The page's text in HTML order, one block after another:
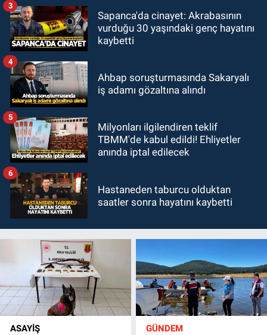
Sapanca'da cinayet: Akrabasının
vurduğu 30 yaşındaki genç hayatını
kaybetti
3
Ahbap soruşturmasında Sakaryalı
iş adamı gözaltına alındı
4
Milyonları ilgilendiren teklif
TBMM'de kabul edildi! Ehliyetler
anında iptal edilecek
5
Hastaneden taburcu olduktan
saatler sonra hayatını kaybetti
6
ASAYİŞ GÜNDEM